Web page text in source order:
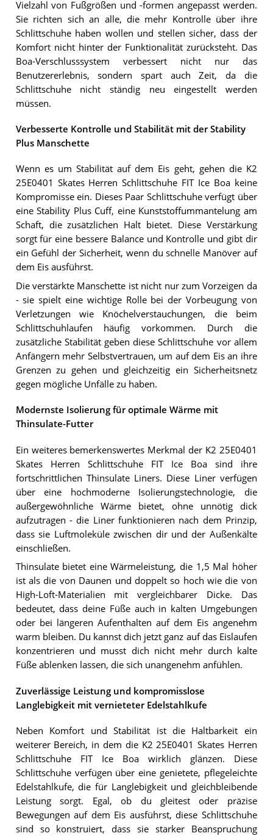
Vielzahl von Fußgrößen und -formen angepasst werden.
Sie richten sich an alle, die mehr Kontrolle über ihre
Schlittschuhe haben wollen und stellen sicher, dass der
Komfort nicht hinter der Funktionalität zurücksteht. Das
Boa-Verschlusssystem verbessert nicht nur das
Benutzererlebnis, sondern spart auch Zeit, da die
Schlittschuhe nicht ständig neu eingestellt werden
müssen.
Verbesserte Kontrolle und Stabilität mit der Stability
Plus Manschette
Wenn es um Stabilität auf dem Eis geht, gehen die K2
25E0401 Skates Herren Schlittschuhe FIT Ice Boa keine
Kompromisse ein. Dieses Paar Schlittschuhe verfügt über
eine Stability Plus Cuff, eine Kunststoffummantelung am
Schaft, die zusätzlichen Halt bietet. Diese Verstärkung
sorgt für eine bessere Balance und Kontrolle und gibt dir
ein Gefühl der Sicherheit, wenn du schnelle Manöver auf
dem Eis ausführst.
Die verstärkte Manschette ist nicht nur zum Vorzeigen da
- sie spielt eine wichtige Rolle bei der Vorbeugung von
Verletzungen wie Knöchelverstauchungen, die beim
Schlittschuhlaufen häufig vorkommen. Durch die
zusätzliche Stabilität geben diese Schlittschuhe vor allem
Anfängern mehr Selbstvertrauen, um auf dem Eis an ihre
Grenzen zu gehen und gleichzeitig ein Sicherheitsnetz
gegen mögliche Unfälle zu haben.
Modernste Isolierung für optimale Wärme mit
Thinsulate-Futter
Ein weiteres bemerkenswertes Merkmal der K2 25E0401
Skates Herren Schlittschuhe FIT Ice Boa sind ihre
fortschrittlichen Thinsulate Liners. Diese Liner verfügen
über eine hochmoderne Isolierungstechnologie, die
außergewöhnliche Wärme bietet, ohne unnötig dick
aufzutragen - die Liner funktionieren nach dem Prinzip,
dass sie Luftmoleküle zwischen dir und der Außenkälte
einschließen.
Thinsulate bietet eine Wärmeleistung, die 1,5 Mal höher
ist als die von Daunen und doppelt so hoch wie die von
High-Loft-Materialien mit vergleichbarer Dicke. Das
bedeutet, dass deine Füße auch in kalten Umgebungen
oder bei längeren Aufenthalten auf dem Eis angenehm
warm bleiben. Du kannst dich jetzt ganz auf das Eislaufen
konzentrieren und musst dich nicht mehr durch kalte
Füße ablenken lassen, die sich unangenehm anfühlen.
Zuverlässige Leistung und kompromisslose
Langlebigkeit mit vernieteter Edelstahlkufe
Neben Komfort und Stabilität ist die Haltbarkeit ein
weiterer Bereich, in dem die K2 25E0401 Skates Herren
Schlittschuhe FIT Ice Boa wirklich glänzen. Diese
Schlittschuhe verfügen über eine genietete, pflegeleichte
Edelstahlkufe, die für Langlebigkeit und gleichbleibende
Leistung sorgt. Egal, ob du gleitest oder präzise
Bewegungen auf dem Eis ausführst, diese Schlittschuhe
sind so konstruiert, dass sie starker Beanspruchung